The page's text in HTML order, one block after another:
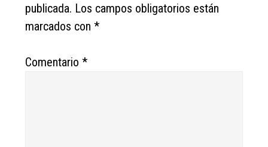
publicada. Los campos obligatorios están
marcados con*
Comentario*